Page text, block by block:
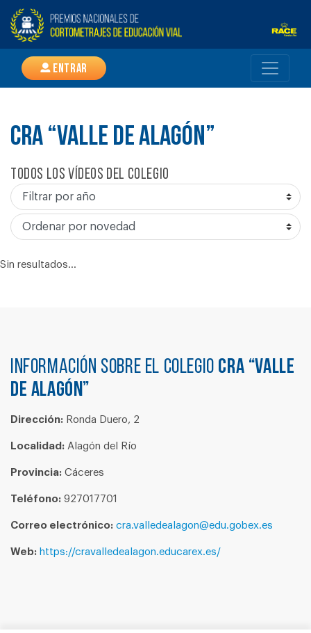
Entrar
CRA “VALLE DE ALAGÓN”
Todos los vídeos del colegio
Sin resultados...
Información sobre el colegio CRA “VALLE
DE ALAGÓN”
Dirección: Ronda Duero, 2
Localidad: Alagón del Río
Provincia: Cáceres
Teléfono: 927017701
Correo electrónico: cra.valledealagon@edu.gobex.es
Web: https://cravalledealagon.educarex.es/